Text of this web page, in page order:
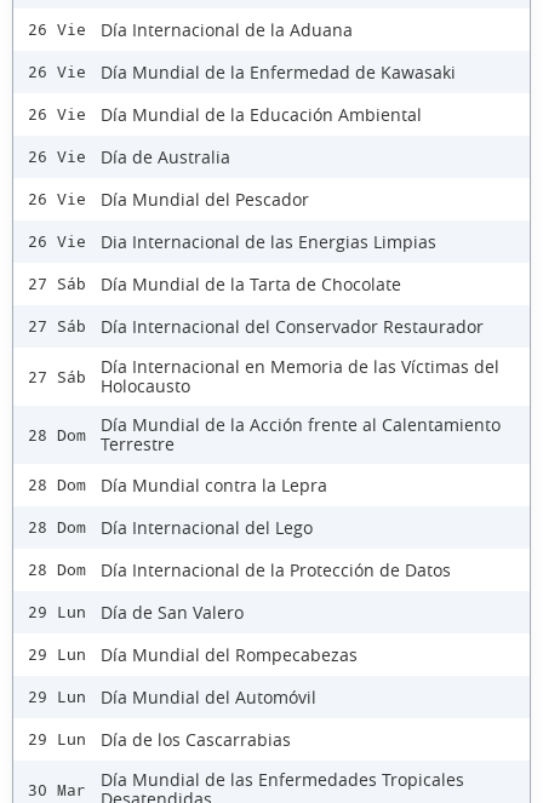
26 Vie Día Internacional de la Aduana
26 Vie Día Mundial de la Enfermedad de Kawasaki
26 Vie Día Mundial de la Educación Ambiental
26 Vie Día de Australia
26 Vie Día Mundial del Pescador
26 Vie Dia Internacional de las Energias Limpias
27 Sáb Día Mundial de la Tarta de Chocolate
27 Sáb Día Internacional del Conservador Restaurador
27 Sáb
Día Internacional en Memoria de las Víctimas del
Holocausto
28 Dom
Día Mundial de la Acción frente al Calentamiento
Terrestre
28 Dom Día Mundial contra la Lepra
28 Dom Día Internacional del Lego
28 Dom Día Internacional de la Protección de Datos
29 Lun Día de San Valero
29 Lun Día Mundial del Rompecabezas
29 Lun Día Mundial del Automóvil
29 Lun Día de los Cascarrabias
30 Mar
Día Mundial de las Enfermedades Tropicales